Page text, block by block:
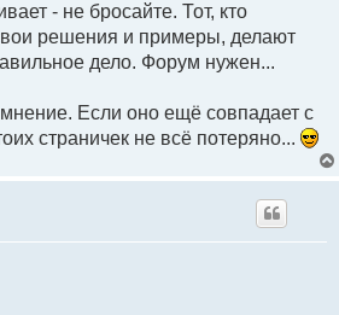
- не бросайте. Тот, кто
решения и примеры, делают
дело. Форум нужен...
Если оно ещё совпадает с
страничек не всё потеряно...